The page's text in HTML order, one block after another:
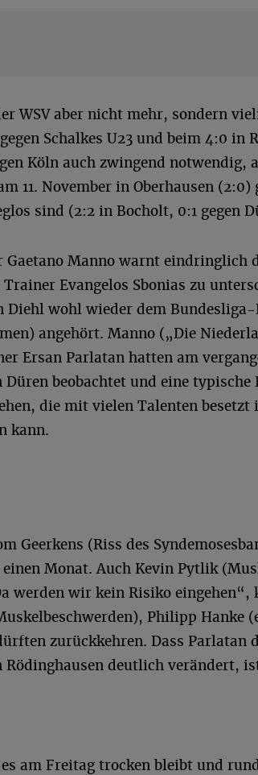
WSV aber nicht mehr, sondern
Schalkes U23 und beim 4:0 in
Köln auch zwingend notwendig,
11. November in Oberhausen (2:0)
sind (2:2 in Bocholt, 0:1 gegen
Gaetano Manno warnt eindringlich
Evangelos Sbonias zu
Diehl wohl wieder dem
angehört. Manno („Die
Ersan Parlatan hatten am
Düren beobachtet und eine
die mit vielen Talenten besetzt
kann.
Geerkens (Riss des
Monat. Auch Kevin Pytlik
werden wir kein Risiko eingehen“,
Philipp Hanke
zurückkehren. Dass Parlatan
Rödinghausen deutlich verändert,
am Freitag trocken bleibt und